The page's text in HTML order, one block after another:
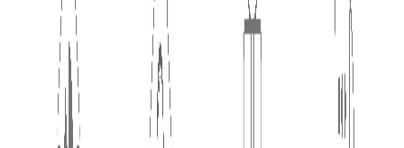
TOP
家づくりコンパス
知る・学ぶ